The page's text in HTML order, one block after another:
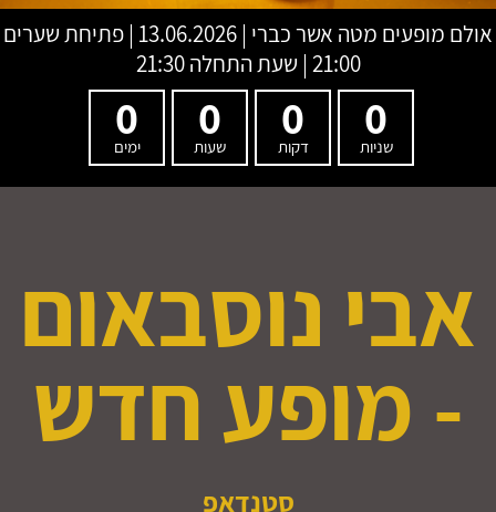
אולם מופעים מטה אשר כברי |
13.06.2026 | פתיחת שערים
21:00 | שעת התחלה 21:30
0
שניות
0
דקות
0
שעות
0
ימים
אבי נוסבאום
- מופע חדש
סטנדאפ